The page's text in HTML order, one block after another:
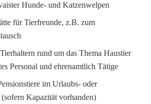
Hunde- und Katzenwelpen
für Tierfreunde, z.B. zum
rund um das Thema Haustier
Personal und ehrenamtlich Tätige
im Urlaubs- oder
Kapazität vorhanden)